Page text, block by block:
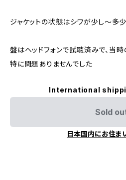
ジャケットの状態はシワが少し～多少
盤はヘッドフォンで試聴済みで、当
特に問題ありませんでした
International
Sold
日本国内にお住ま